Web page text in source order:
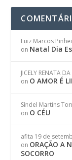
Luiz Marcos
on Natal Dia
JICELY RENATA
on O AMOR É
Síndel Martins
on O CÉU
afita 19 de
on ORAÇÃO A
SOCORRO